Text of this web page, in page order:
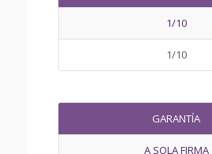
1/10
1/10
GARANTÍA
A SOLA FIRMA